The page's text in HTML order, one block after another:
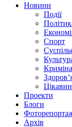
Новини
Події
Спорт
Проекти
Блоги
Архів